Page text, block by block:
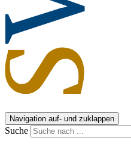
Navigation auf- und zuklappen
Suche